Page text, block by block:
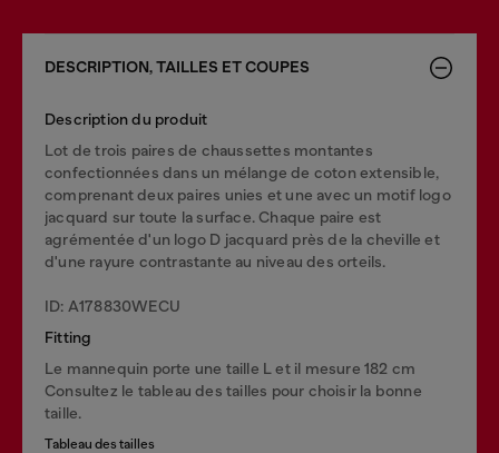
DESCRIPTION, TAILLES ET COUPES
Description du produit
Lot de trois paires de chaussettes montantes
confectionnées dans un mélange de coton extensible,
comprenant deux paires unies et une avec un motif logo
jacquard sur toute la surface. Chaque paire est
agrémentée d'un logo D jacquard près de la cheville et
d'une rayure contrastante au niveau des orteils.
ID: A178830WECU
Fitting
Le mannequin porte une taille L et il mesure 182 cm
Consultez le tableau des tailles pour choisir la bonne
taille.
Tableau des tailles